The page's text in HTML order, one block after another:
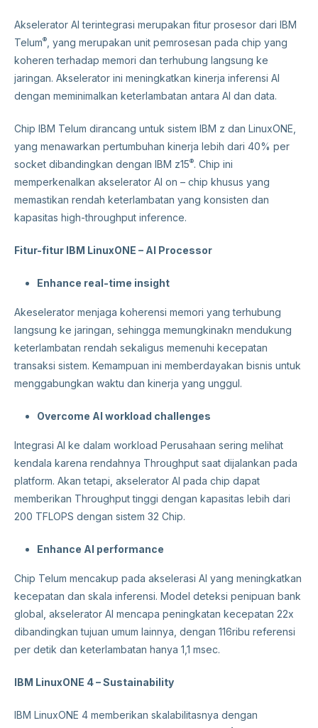
Akselerator AI terintegrasi merupakan fitur prosesor dari IBM
Telum®
, yang merupakan unit pemrosesan pada chip yang
koheren terhadap memori dan terhubung langsung ke
jaringan. Akselerator ini meningkatkan kinerja inferensi AI
dengan meminimalkan keterlambatan antara AI dan data.
Chip IBM Telum dirancang untuk sistem IBM z dan LinuxONE,
yang menawarkan pertumbuhan kinerja lebih dari 40% per
socket dibandingkan dengan IBM z15®. Chip ini
memperkenalkan akselerator AI on – chip khusus yang
memastikan rendah keterlambatan yang konsisten dan
kapasitas high-throughput inference.
Fitur-fitur IBM LinuxONE – AI Processor
Enhance real-time insight
Akeselerator menjaga koherensi memori yang terhubung
langsung ke jaringan, sehingga memungkinakn mendukung
keterlambatan rendah sekaligus memenuhi kecepatan
transaksi sistem. Kemampuan ini memberdayakan bisnis untuk
menggabungkan waktu dan kinerja yang unggul.
Overcome AI workload challenges
Integrasi AI ke dalam workload Perusahaan sering melihat
kendala karena rendahnya Throughput saat dijalankan pada
platform. Akan tetapi, akselerator AI pada chip dapat
memberikan Throughput tinggi dengan kapasitas lebih dari
200 TFLOPS dengan sistem 32 Chip.
Enhance AI performance
Chip Telum mencakup pada akselerasi AI yang meningkatkan
kecepatan dan skala inferensi. Model deteksi penipuan bank
global, akselerator AI mencapa peningkatan kecepatan 22x
dibandingkan tujuan umum lainnya, dengan 116ribu referensi
per detik dan keterlambatan hanya 1,1 msec.
IBM LinuxONE 4 – Sustainability
IBM LinuxONE 4 memberikan skalabilitasnya dengan